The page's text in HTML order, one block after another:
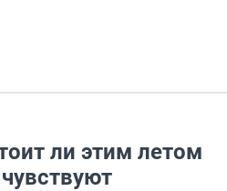
ли этим летом